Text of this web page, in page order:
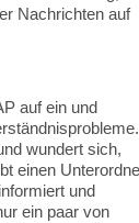
Nachrichten auf
auf ein und
wundert sich,
einen
und
ein paar von